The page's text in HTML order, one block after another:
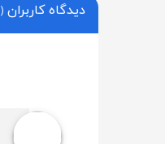
دیدگاه کاربران(1 دیدگاه)